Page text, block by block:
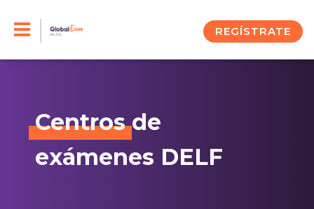
REGÍSTRATE
Centrosde
exámenes DELF